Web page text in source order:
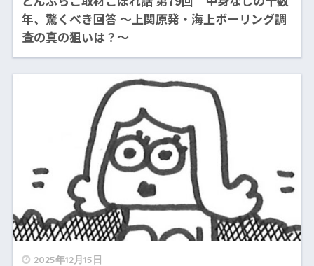
年、驚くべき回答 〜上関原発・海上ボーリング調
査の真の狙いは？〜
2025年12月15日